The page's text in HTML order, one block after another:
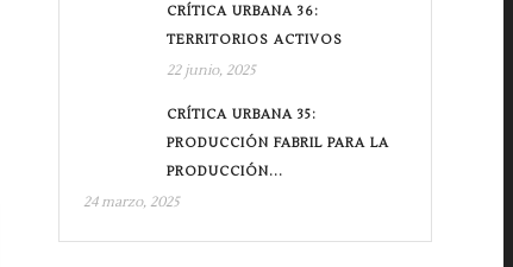
CRÍTICA URBANA 36:
TERRITORIOS ACTIVOS
22 junio, 2025
CRÍTICA URBANA 35:
PRODUCCIÓN FABRIL PARA LA
PRODUCCIÓN...
24 marzo, 2025